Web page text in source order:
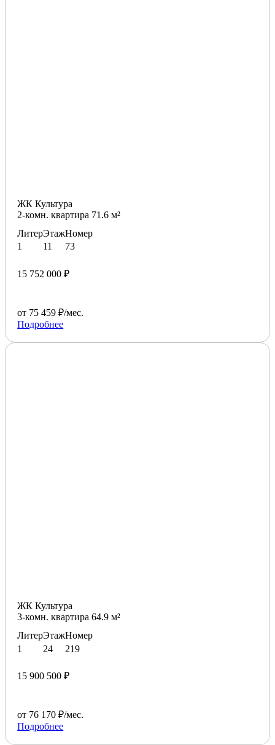
ЖК Культура
2-комн. квартира 71.6 м²
Литер
1
Этаж
11
Номер
73
15 752 000 ₽
от 75 459 ₽/мес.
Подробнее
ЖК Культура
3-комн. квартира 64.9 м²
Литер
1
Этаж
24
Номер
219
15 900 500 ₽
от 76 170 ₽/мес.
Подробнее